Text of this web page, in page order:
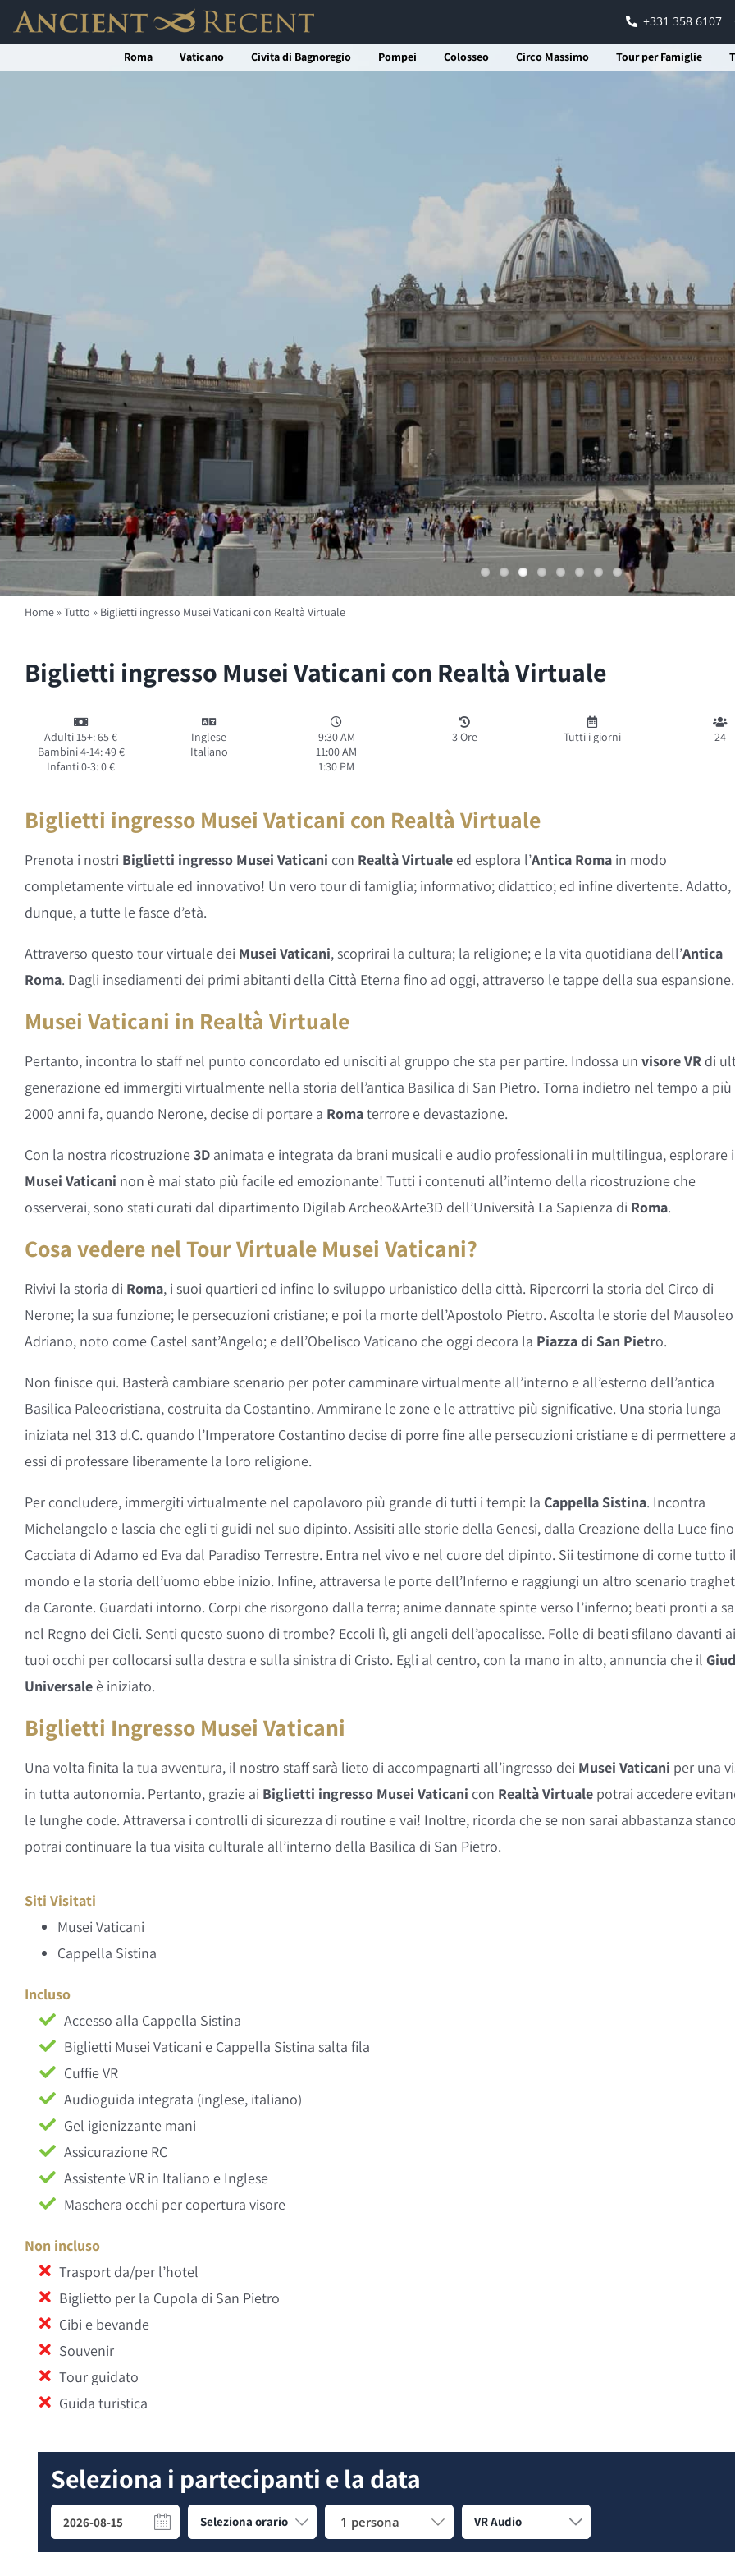
Salta
+331 358 6107
Roma Vaticano Civita di Bagnoregio Pompei Colosseo Circo Massimo Tour per Famiglie
Home »Tutto » Biglietti ingresso Musei Vaticani con Realtà Virtuale
Biglietti ingresso Musei Vaticani con Realtà Virtuale
Adulti 15+: 65 €
Bambini 4-14: 49 €
Infanti 0-3: 0 €
Inglese
Italiano
9:30 AM
11:00 AM
1:30 PM
3 Ore Tutti i giorni 24
Biglietti ingresso Musei Vaticani con Realtà Virtuale
Prenota i nostri Biglietti ingresso Musei Vaticani con Realtà Virtualeed esplora l’Antica Romain modo
completamente virtuale ed innovativo! Un vero tour di famiglia; informativo; didattico; ed infine divertente. Adatto,
dunque, a tutte le fasce d’età.
Attraverso questo tour virtuale dei Musei Vaticani, scoprirai la cultura; la religione; e la vita quotidiana dell’Antica
Roma. Dagli insediamenti dei primi abitanti della Città Eterna fino ad oggi, attraverso le tappe della sua espansione.
Musei Vaticani in Realtà Virtuale
Pertanto, incontra lo staff nel punto concordato ed unisciti al gruppo che sta per partire. Indossa un visore VRdi
generazione ed immergiti virtualmente nella storia dell’antica Basilica di San Pietro. Torna indietro nel tempo a più
2000 anni fa, quando Nerone, decise di portare a Romaterrore e devastazione.
Con la nostra ricostruzione3Danimata e integrata da brani musicali e audio professionali in multilingua, esplorare i
Musei Vaticani non è mai stato più facile ed emozionante! Tutti i contenuti all’interno della ricostruzione che
osserverai, sono stati curati dal dipartimento Digilab Archeo&Arte3D dell’Università La Sapienza di Roma.
Cosa vedere nel Tour Virtuale Musei Vaticani?
Rivivi la storia di Roma, i suoi quartieri ed infine lo sviluppo urbanistico della città. Ripercorri la storia del Circo di
Nerone; la sua funzione; le persecuzioni cristiane; e poi la morte dell’Apostolo Pietro. Ascolta le storie del
Adriano, noto come Castel sant’Angelo; e dell’Obelisco Vaticano che oggi decora la Piazza di San Pietro.
Non finisce qui. Basterà cambiare scenario per poter camminare virtualmente all’interno e all’esterno dell’antica
Basilica Paleocristiana, costruita da Costantino. Ammirane le zone e le attrattive più significative. Una storia lunga
iniziata nel 313 d.C. quando l’Imperatore Costantino decise di porre fine alle persecuzioni cristiane e di permettere
essi di professare liberamente la loro religione.
Per concludere, immergiti virtualmente nel capolavoro più grande di tutti i tempi: la Cappella Sistina. Incontra
Michelangelo e lascia che egli ti guidi nel suo dipinto. Assisiti alle storie della Genesi, dalla Creazione della Luce
Cacciata di Adamo ed Eva dal Paradiso Terrestre. Entra nel vivo e nel cuore del dipinto. Sii testimone di come tutto il
mondo e la storia dell’uomo ebbe inizio. Infine, attraversa le porte dell’Inferno e raggiungi un altro scenario
da Caronte. Guardati intorno. Corpi che risorgono dalla terra; anime dannate spinte verso l’inferno; beati pronti a
nel Regno dei Cieli. Senti questo suono di trombe? Eccoli lì, gli angeli dell’apocalisse. Folle di beati sfilano davanti ai
tuoi occhi per collocarsi sulla destra e sulla sinistra di Cristo. Egli al centro, con la mano in alto, annuncia che il
Universaleè iniziato.
Biglietti Ingresso Musei Vaticani
Una volta finita la tua avventura, il nostro staff sarà lieto di accompagnarti all’ingresso dei Musei Vaticani per una
in tutta autonomia. Pertanto, grazie ai Biglietti ingresso Musei Vaticani con Realtà Virtualepotrai accedere
le lunghe code. Attraversa i controlli di sicurezza di routine e vai! Inoltre, ricorda che se non sarai abbastanza
potrai continuare la tua visita culturale all’interno della Basilica di San Pietro.
Siti Visitati
Musei Vaticani
Cappella Sistina
Incluso
Accesso alla Cappella Sistina
Biglietti Musei Vaticani e Cappella Sistina salta fila
Cuffie VR
Audioguida integrata (inglese, italiano)
Gel igienizzante mani
Assicurazione RC
Assistente VR in Italiano e Inglese
Maschera occhi per copertura visore
Non incluso
Trasport da/per l’hotel
Biglietto per la Cupola di San Pietro
Cibi e bevande
Souvenir
Tour guidato
Guida turistica
Seleziona i partecipanti e la data
1 persona